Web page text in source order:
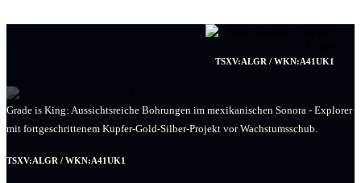
TSXV:ALGR / WKN:A41UK1
Grade is King: Aussichtsreiche Bohrungen im mexikanischen Sonora - Explorer
mit fortgeschrittenem Kupfer-Gold-Silber-Projekt vor Wachstumsschub.
TSXV:ALGR / WKN:A41UK1